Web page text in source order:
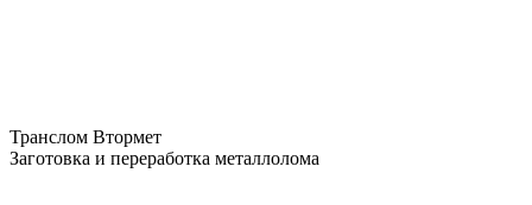
Транслом Втормет
Заготовка и переработка металлолома